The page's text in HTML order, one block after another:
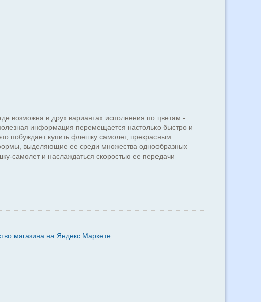
возможна в друх вариантах исполнения по цветам -
информация перемещается настолько быстро и
побуждает купить флешку самолет, прекрасным
выделяющие ее среди множества однообразных
самолет и наслаждаться скоростью ее передачи